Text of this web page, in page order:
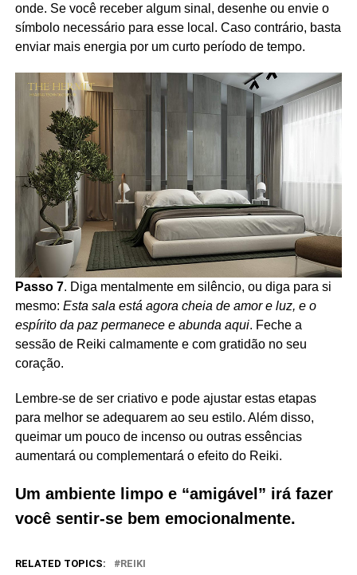
onde. Se você receber algum sinal, desenhe ou envie o
símbolo necessário para esse local. Caso contrário, basta
enviar mais energia por um curto período de tempo.
Passo 7. Diga mentalmente em silêncio, ou diga para si
mesmo: Esta sala está agora cheia de amor e luz, e o
espírito da paz permanece e abunda aqui. Feche a
sessão de Reiki calmamente e com gratidão no seu
coração.
Lembre-se de ser criativo e pode ajustar estas etapas
para melhor se adequarem ao seu estilo. Além disso,
queimar um pouco de incenso ou outras essências
aumentará ou complementará o efeito do Reiki.
Um ambiente limpo e “amigável” irá fazer
você sentir-se bem emocionalmente.
RELATED TOPICS: REIKI